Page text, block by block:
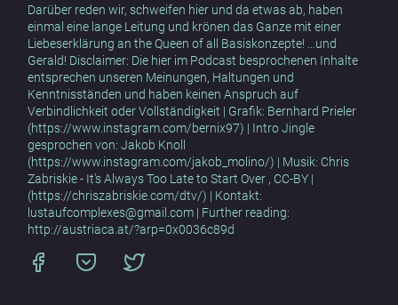
Darüber reden wir, schweifen hier und da etwas ab, haben
einmal eine lange Leitung und krönen das Ganze mit einer
Liebeserklärung an the Queen of all Basiskonzepte! …und
Gerald! Disclaimer: Die hier im Podcast besprochenen Inhalte
entsprechen unseren Meinungen, Haltungen und
Kenntnisständen und haben keinen Anspruch auf
Verbindlichkeit oder Vollständigkeit | Grafik: Bernhard Prieler
(https://www.instagram.com/bernix97) | Intro Jingle
gesprochen von: Jakob Knoll
(https://www.instagram.com/jakob_molino/) | Musik: Chris
Zabriskie - It's Always Too Late to Start Over , CC-BY |
(https://chriszabriskie.com/dtv/) | Kontakt:
lustaufcomplexes@gmail.com | Further reading:
http://austriaca.at/?arp=0x0036c89d